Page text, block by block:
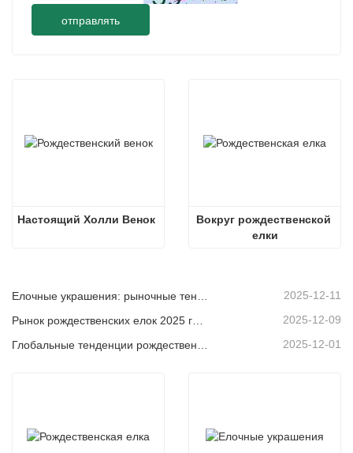
отправлять
Настоящий Холли Венок
Вокруг рождественской
елки
2025-12-11
2025-12-09
Глобальные тенденции рождественского декора и почему Christmas Queen продолжает лидировать на рынке 2025-12-01